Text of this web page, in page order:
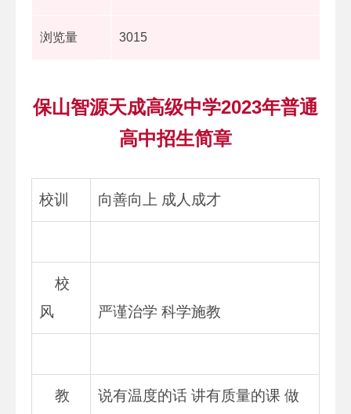
浏览量 3015
保山智源天成高级中学2023年普通
高中招生简章
校训 向善向上 成人成才
校
风
严谨治学 科学施教
教
说有温度的话 讲有质量的课 做